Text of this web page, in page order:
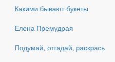
Какими бывают букеты
Елена Премудрая
Подумай, отгадай, раскрась